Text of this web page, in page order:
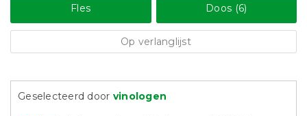
Fles Doos (6)
Op verlanglijst
Geselecteerd door vinologen